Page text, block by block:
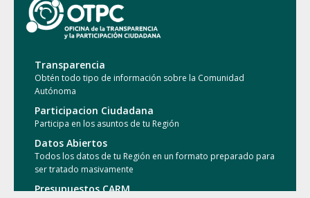
Transparencia
Obtén todo tipo de información sobre la Comunidad
Autónoma
Participacion Ciudadana
Participa en los asuntos de tu Región
Datos Abiertos
Todos los datos de tu Región en un formato preparado para
ser tratado masivamente
Presupuestos CARM